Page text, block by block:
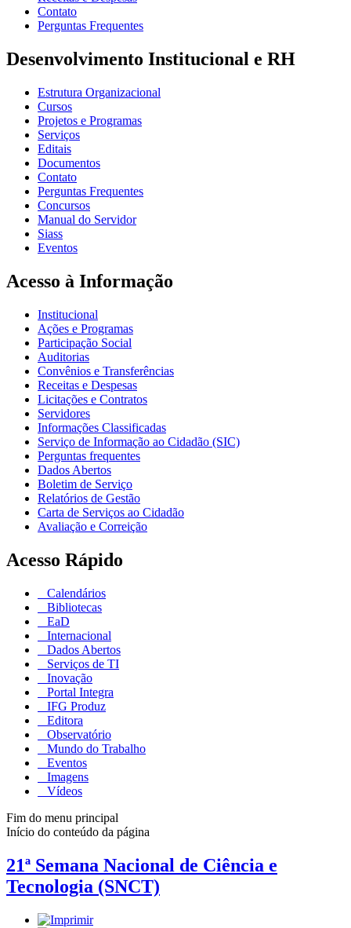
Contato
Perguntas Frequentes
Desenvolvimento Institucional e RH
Estrutura Organizacional
Cursos
Projetos e Programas
Serviços
Editais
Documentos
Contato
Perguntas Frequentes
Concursos
Manual do Servidor
Siass
Eventos
Acesso à Informação
Institucional
Ações e Programas
Participação Social
Auditorias
Convênios e Transferências
Receitas e Despesas
Licitações e Contratos
Servidores
Informações Classificadas
Serviço de Informação ao Cidadão (SIC)
Perguntas frequentes
Dados Abertos
Boletim de Serviço
Relatórios de Gestão
Carta de Serviços ao Cidadão
Avaliação e Correição
Acesso Rápido
Calendários
Bibliotecas
EaD
Internacional
Dados Abertos
Serviços de TI
Inovação
Portal Integra
IFG Produz
Editora
Observatório
Mundo do Trabalho
Eventos
Imagens
Vídeos
Fim do menu principal
Início do conteúdo da página
21ª Semana Nacional de Ciência e
Tecnologia (SNCT)